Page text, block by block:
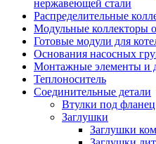
нержавеющей стали
Распределительные
Модульные коллекторы
Готовые модули для
Основания насосных
Монтажные элементы и
Теплоноситель
Соединительные детали
Втулки под
Заглушки
Заглушки